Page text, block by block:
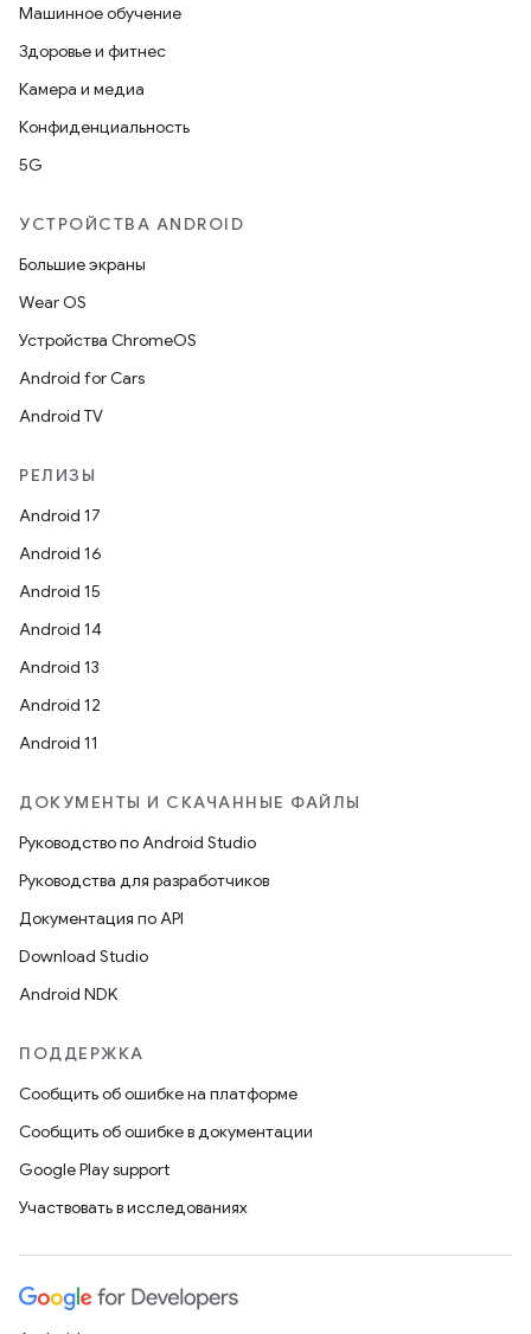
Машинное обучение
Здоровье и фитнес
Камера и медиа
Конфиденциальность
5G
УСТРОЙСТВА ANDROID
Большие экраны
Wear OS
Устройства ChromeOS
Android for Cars
Android TV
РЕЛИЗЫ
Android 17
Android 16
Android 15
Android 14
Android 13
Android 12
Android 11
ДОКУМЕНТЫ И СКАЧАННЫЕ ФАЙЛЫ
Руководство по Android Studio
Руководства для разработчиков
Документация по API
Download Studio
Android NDK
ПОДДЕРЖКА
Сообщить об ошибке на платформе
Сообщить об ошибке в документации
Google Play support
Участвовать в исследованиях